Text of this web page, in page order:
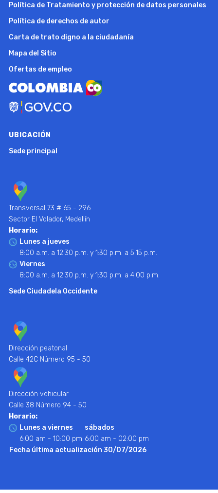
Política de Tratamiento y protección de datos personales
Política de derechos de autor
Carta de trato digno a la ciudadanía
Mapa del Sitio
Ofertas de empleo
UBICACIÓN
Sede principal
Transversal 73 # 65 - 296
Sector El Volador, Medellín
Horario:
Lunes a jueves
8:00 a.m. a 12:30 p.m. y 1:30 p.m. a 5:15 p.m.
Viernes
8:00 a.m. a 12:30 p.m. y 1:30 p.m. a 4:00 p.m.
Sede Ciudadela Occidente
Dirección peatonal
Calle 42C Número 95 - 50
Dirección vehicular
Calle 38 Número 94 - 50
Horario:
Lunes a viernes
6:00 am - 10:00 pm
sábados
6:00 am - 02:00 pm
Fecha última actualización 30/07/2026